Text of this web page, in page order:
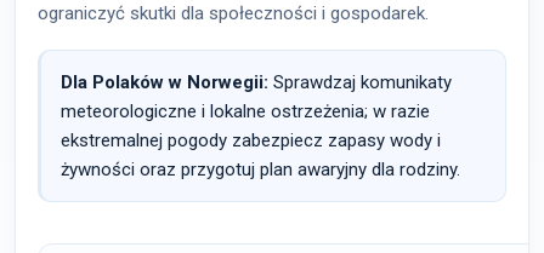
ograniczyć skutki dla społeczności i gospodarek.
Dla Polaków w Norwegii: Sprawdzaj komunikaty
meteorologiczne i lokalne ostrzeżenia; w razie
ekstremalnej pogody zabezpiecz zapasy wody i
żywności oraz przygotuj plan awaryjny dla rodziny.